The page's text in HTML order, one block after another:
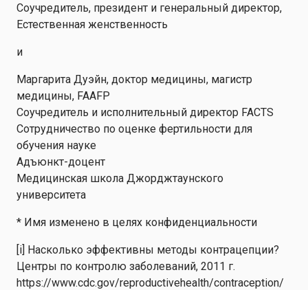
Соучредитель, президент и генеральный директор,
Естественная женственность
и
Маргарита Дуэйн, доктор медицины, магистр
медицины, FAAFP
Соучредитель и исполнительный директор FACTS
Сотрудничество по оценке фертильности для
обучения науке
Адъюнкт-доцент
Медицинская школа Джорджтаунского
университета
* Имя изменено в целях конфиденциальности
[i] Насколько эффективны методы контрацепции?
Центры по контролю заболеваний, 2011 г.
https://www.cdc.gov/reproductivehealth/contraception/